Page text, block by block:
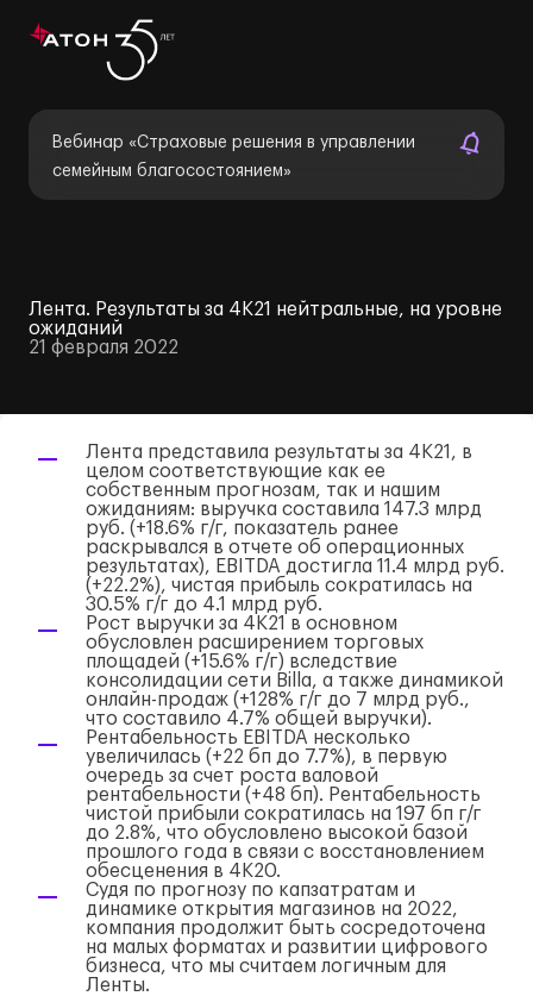
Вебинар «Страховые решения в управлении
семейным благосостоянием»
Лента. Результаты за 4К21 нейтральные, на уровне
ожиданий
21 февраля 2022
Лента представила результаты за 4К21, в
целом соответствующие как ее
собственным прогнозам, так и нашим
ожиданиям: выручка составила 147.3 млрд
руб. (+18.6% г/г, показатель ранее
раскрывался в отчете об операционных
результатах), EBITDA достигла 11.4 млрд руб.
(+22.2%), чистая прибыль сократилась на
30.5% г/г до 4.1 млрд руб.
Рост выручки за 4К21 в основном
обусловлен расширением торговых
площадей (+15.6% г/г) вследствие
консолидации сети Billa, а также динамикой
онлайн-продаж (+128% г/г до 7 млрд руб.,
что составило 4.7% общей выручки).
Рентабельность EBITDA несколько
увеличилась (+22 бп до 7.7%), в первую
очередь за счет роста валовой
рентабельности (+48 бп). Рентабельность
чистой прибыли сократилась на 197 бп г/г
до 2.8%, что обусловлено высокой базой
прошлого года в связи с восстановлением
обесценения в 4К20.
Судя по прогнозу по капзатратам и
динамике открытия магазинов на 2022,
компания продолжит быть сосредоточена
на малых форматах и развитии цифрового
бизнеса, что мы считаем логичным для
Ленты.